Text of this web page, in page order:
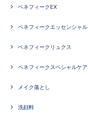
ベネフィークEX
ベネフィークエッセンシャル
ベネフィークリュクス
ベネフィークスペシャルケア
メイク落とし
洗顔料